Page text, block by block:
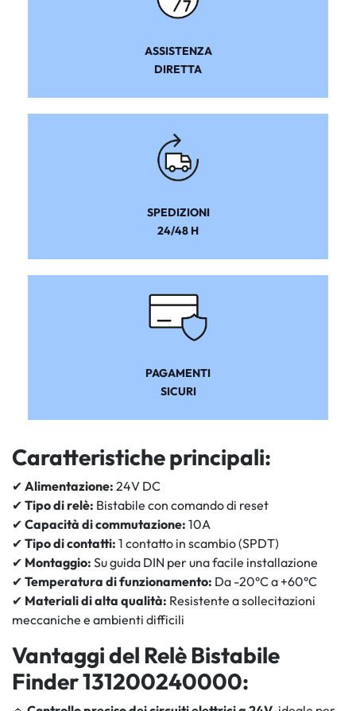
ASSISTENZA
DIRETTA
SPEDIZIONI
24/48 H
PAGAMENTI
SICURI
Caratteristiche principali:
✔ Alimentazione: 24V DC
✔ Tipo di relè: Bistabile con comando di reset
✔ Capacità di commutazione: 10A
✔ Tipo di contatti: 1 contatto in scambio (SPDT)
✔ Montaggio: Su guida DIN per una facile installazione
✔ Temperatura di funzionamento: Da -20°C a +60°C
✔ Materiali di alta qualità: Resistente a sollecitazioni
meccaniche e ambienti difficili
Vantaggi del Relè Bistabile
Finder 131200240000: